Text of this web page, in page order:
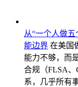
从“一个人做
能边界 在美国
能力不够，而
合规（FLSA
系，几乎所有